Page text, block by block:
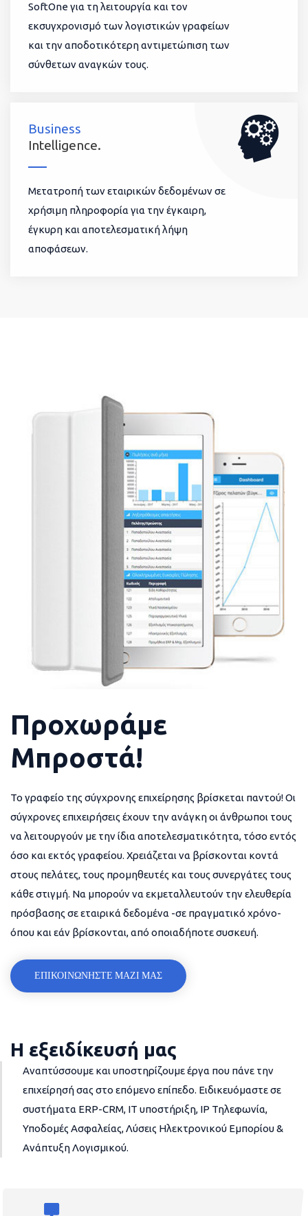
SoftOne για τη λειτουργία και τον
εκσυγχρονισμό των λογιστικών γραφείων
και την αποδοτικότερη αντιμετώπιση των
σύνθετων αναγκών τους.
Business
Intelligence.
Μετατροπή των εταιρικών δεδομένων σε
χρήσιμη πληροφορία για την έγκαιρη,
έγκυρη και αποτελεσματική λήψη
αποφάσεων.
Προχωράμε
Μπροστά!
Το γραφείο της σύγχρονης επιχείρησης βρίσκεται παντού! Οι
σύγχρονες επιχειρήσεις έχουν την ανάγκη οι άνθρωποι τους
να λειτουργούν με την ίδια αποτελεσματικότητα, τόσο εντός
όσο και εκτός γραφείου. Χρειάζεται να βρίσκονται κοντά
στους πελάτες, τους προμηθευτές και τους συνεργάτες τους
κάθε στιγμή. Να μπορούν να εκμεταλλευτούν την ελευθερία
πρόσβασης σε εταιρικά δεδομένα -σε πραγματικό χρόνο-
όπου και εάν βρίσκονται, από οποιαδήποτε συσκευή.
ΕΠΙΚΟΙΝΩΝΗΣΤΕ ΜΑΖΙ ΜΑΣ
Η εξειδίκευσή μας
Αναπτύσσουμε και υποστηρίζουμε έργα που πάνε την
επιχείρησή σας στο επόμενο επίπεδο. Ειδικευόμαστε σε
συστήματα ERP-CRM, IT υποστήριξη, IP Τηλεφωνία,
Υποδομές Ασφαλείας, Λύσεις Ηλεκτρονικού Εμπορίου &
Ανάπτυξη Λογισμικού.